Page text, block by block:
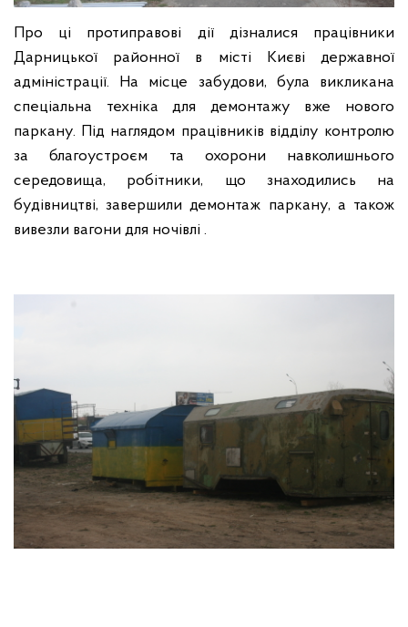
Про ці протиправові дії дізналися працівники
Дарницької районної в місті Києві державної
адміністрації. На місце забудови, була викликана
спеціальна техніка для демонтажу вже нового
паркану. Під наглядом працівників відділу контролю
за благоустроєм та охорони навколишнього
середовища, робітники, що знаходились на
будівництві, завершили демонтаж паркану, а також
вивезли вагони для ночівлі .